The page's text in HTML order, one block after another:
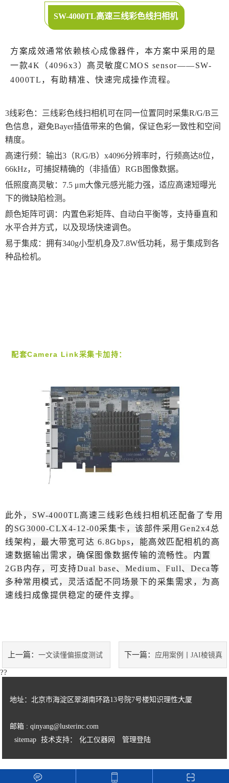
SW-4000TL高速三线彩色线扫相机
方案成效通常依赖核心成像器件，本方案中采用的是
一款4K（4096x3）高灵敏度CMOS sensor——SW-
4000TL，有助精准、快速完成操作流程。
3线彩色：三线彩色线扫相机可在同一位置同时采集R/G/B三
色信息，避免Bayer插值带来的色偏，保证色彩一致性和空间
精度。
高速行频：输出3（R/G/B）x4096分辨率时，行频高达8位，
66kHz，可捕捉精确的（非插值）RGB图像数据。
低照度高灵敏：7.5 μm大像元感光能力强，适应高速短曝光
下的微缺陷检测。
颜色矩阵可调：内置色彩矩阵、自动白平衡等，支持垂直和
水平合并方式，以及现场快速调色。
易于集成：拥有340g小型机身及7.8W低功耗，易于集成到各
种品检机。
配套Camera Link采集卡加持：
此外，SW-4000TL高速三线彩色线扫相机还配备了专用
的SG3000-CLX4-12-00采集卡，该部件采用Gen2x4总
线架构，最大带宽可达 6.8Gbps，能高效匹配相机的高
速数据输出需求，确保图像数据传输的流畅性。内置
2GB内存，可支持Dual base、Medium、Full、Deca等
多种常用模式，灵活适配不同场景下的采集需求，为高
速线扫成像提供稳定的硬件支撑。
上一篇：一文读懂偏振度测试 下一篇： 应用案例丨JAI棱镜真
??
地址：北京市海淀区翠湖南环路13号院7号楼知识理性大厦
邮箱 : qinyang@lusterinc.com
sitemap
技术支持： 化工仪器网 管理登陆